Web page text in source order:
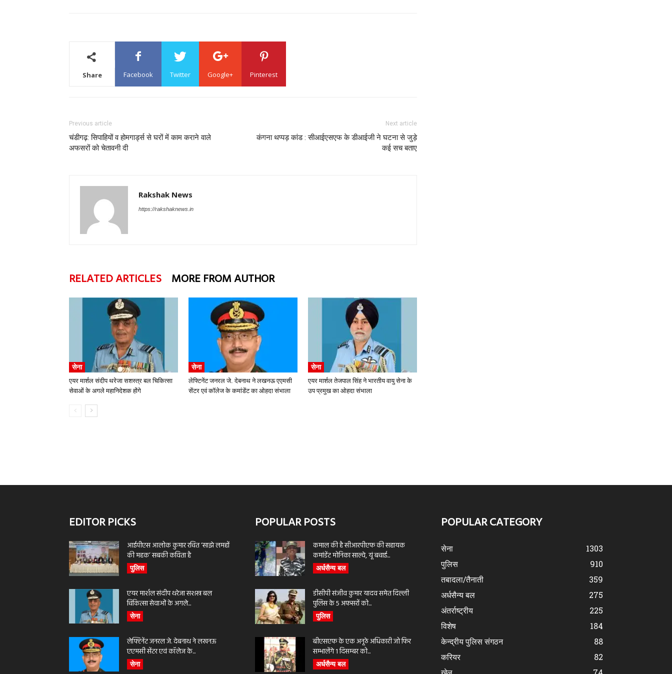
Share Facebook Twitter Google+ Pinterest
Previous article
चंडीगढ़: सिपाहियों व होमगार्ड्स से घरों में काम कराने वाले
अफसरों को चेतावनी दी
Next article
कंगना थप्पड़ कांड : सीआईएसएफ के डीआईजी ने घटना से जुड़े
कई सच बताए
Rakshak News
https://rakshaknews.in
RELATED ARTICLES MORE FROM AUTHOR
सेना
एयर मार्शल संदीप थरेजा सशस्त्र बल चिकित्सा
सेवाओं के अगले महानिदेशक होंगे
सेना
लेफ्टिनेंट जनरल जे. देबनाथ ने लखनऊ एएमसी
सेंटर एवं कॉलेज के कमांडेंट का ओहदा संभाला
सेना
एयर मार्शल तेजपाल सिंह ने भारतीय वायु सेना के
उप प्रमुख का ओहदा संभाला
EDITOR PICKS
आईपीएस आलोक कुमार रचित ‘साझे लमहों
की महक’ सबकी कविता है
पुलिस
एयर मार्शल संदीप थरेजा सशस्त्र बल
चिकित्सा सेवाओं के अगले...
सेना
लेफ्टिनेंट जनरल जे. देबनाथ ने लखनऊ
एएमसी सेंटर एवं कॉलेज के...
सेना
POPULAR POSTS
कमाल की है सीआरपीएफ की सहायक
कमांडेंट मोनिका साल्वे, यूं बचाई...
अर्धसैन्य बल
डीसीपी संजीव कुमार यादव समेत दिल्ली
पुलिस के 5 अफसरों को...
पुलिस
बीएसएफ के एक अनूठे अधिकारी जो फिर
सम्भालेंगे 1 दिसम्बर को...
अर्धसैन्य बल
POPULAR CATEGORY
सेना
1303
पुलिस
910
तबादला/तैनाती
359
अर्धसैन्य बल
275
अंतर्राष्ट्रीय
225
विशेष
184
केन्द्रीय पुलिस संगठन
88
करियर
82